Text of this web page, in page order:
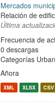
Mercados
Relación de
Última
Frecuencia de
0 descargas
Categorías
Añora
XML XLSX CSV